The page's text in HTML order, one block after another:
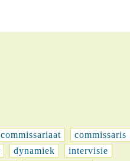
commissariaat
commissaris
dynamiek
intervisie